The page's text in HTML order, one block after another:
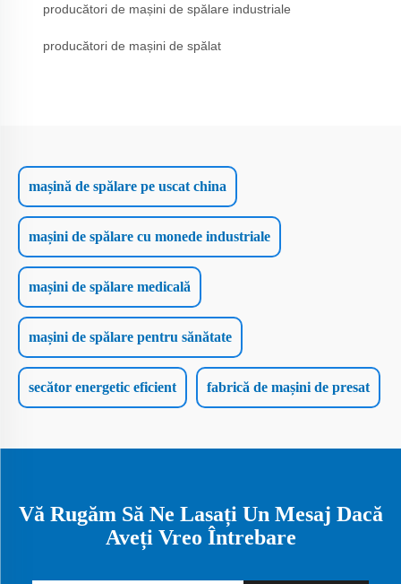
producători de mașini de spălare industriale
producători de mașini de spălat
mașină de spălare pe uscat china
mașini de spălare cu monede industriale
mașini de spălare medicală
mașini de spălare pentru sănătate
secător energetic eficient fabrică de mașini de presat
Vă Rugăm Să Ne Lasați Un Mesaj Dacă
Aveți Vreo Întrebare